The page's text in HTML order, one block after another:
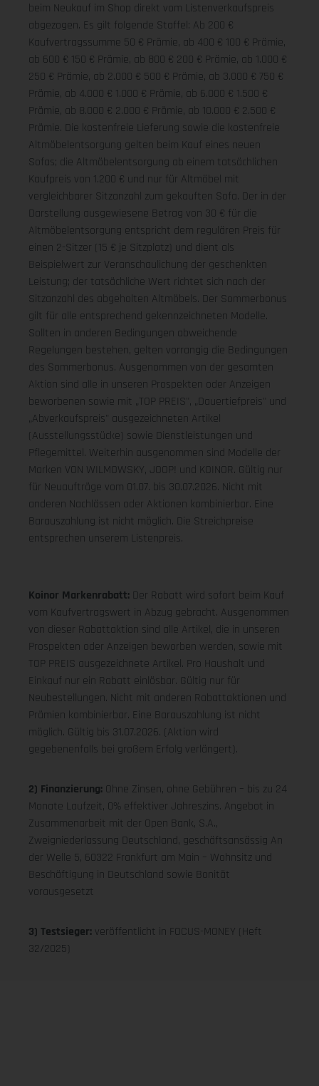
beim Neukauf im Shop direkt vom Listenverkaufspreis
abgezogen. Es gilt folgende Staffel: Ab 200 €
Kaufvertragssumme 50 € Prämie, ab 400 € 100 € Prämie,
ab 600 € 150 € Prämie, ab 800 € 200 € Prämie, ab 1.000 €
250 € Prämie, ab 2.000 € 500 € Prämie, ab 3.000 € 750 €
Prämie, ab 4.000 € 1.000 € Prämie, ab 6.000 € 1.500 €
Prämie, ab 8.000 € 2.000 € Prämie, ab 10.000 € 2.500 €
Prämie. Die kostenfreie Lieferung sowie die kostenfreie
Altmöbelentsorgung gelten beim Kauf eines neuen
Sofas; die Altmöbelentsorgung ab einem tatsächlichen
Kaufpreis von 1.200 € und nur für Altmöbel mit
vergleichbarer Sitzanzahl zum gekauften Sofa. Der in der
Darstellung ausgewiesene Betrag von 30 € für die
Altmöbelentsorgung entspricht dem regulären Preis für
einen 2-Sitzer (15 € je Sitzplatz) und dient als
Beispielwert zur Veranschaulichung der geschenkten
Leistung; der tatsächliche Wert richtet sich nach der
Sitzanzahl des abgeholten Altmöbels. Der Sommerbonus
gilt für alle entsprechend gekennzeichneten Modelle.
Sollten in anderen Bedingungen abweichende
Regelungen bestehen, gelten vorrangig die Bedingungen
des Sommerbonus. Ausgenommen von der gesamten
Aktion sind alle in unseren Prospekten oder Anzeigen
beworbenen sowie mit „TOP PREIS", „Dauertiefpreis" und
„Abverkaufspreis" ausgezeichneten Artikel
(Ausstellungsstücke) sowie Dienstleistungen und
Pflegemittel. Weiterhin ausgenommen sind Modelle der
Marken VON WILMOWSKY, JOOP! und KOINOR. Gültig nur
für Neuaufträge vom 01.07. bis 30.07.2026. Nicht mit
anderen Nachlässen oder Aktionen kombinierbar. Eine
Barauszahlung ist nicht möglich. Die Streichpreise
entsprechen unserem Listenpreis.
Koinor Markenrabatt: Der Rabatt wird sofort beim Kauf
vom Kaufvertragswert in Abzug gebracht. Ausgenommen
von dieser Rabattaktion sind alle Artikel, die in unseren
Prospekten oder Anzeigen beworben werden, sowie mit
TOP PREIS ausgezeichnete Artikel. Pro Haushalt und
Einkauf nur ein Rabatt einlösbar. Gültig nur für
Neubestellungen. Nicht mit anderen Rabattaktionen und
Prämien kombinierbar. Eine Barauszahlung ist nicht
möglich. Gültig bis 31.07.2026. (Aktion wird
gegebenenfalls bei großem Erfolg verlängert).
2) Finanzierung: Ohne Zinsen, ohne Gebühren – bis zu 24
Monate Laufzeit, 0% effektiver Jahreszins. Angebot in
Zusammenarbeit mit der Open Bank, S.A.,
Zweigniederlassung Deutschland, geschäftsansässig An
der Welle 5, 60322 Frankfurt am Main – Wohnsitz und
Beschäftigung in Deutschland sowie Bonität
vorausgesetzt
3) Testsieger: veröffentlicht in FOCUS-MONEY (Heft
32/2025)